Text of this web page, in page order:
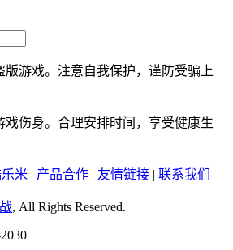
游戏。注意自我保护，谨防受骗上
戏伤身。合理安排时间，享受健康生
米 | 产品合作 | 友情链接 | 联系我们
, All Rights Reserved.